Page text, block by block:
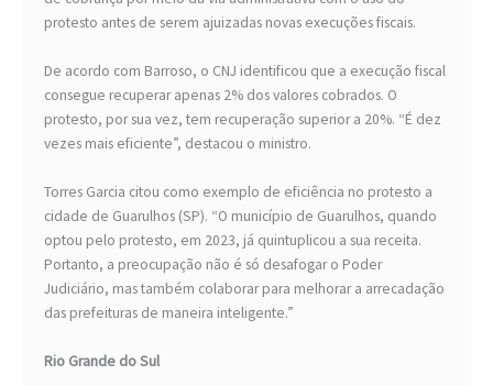
protesto antes de serem ajuizadas novas execuções fiscais.
De acordo com Barroso, o CNJ identificou que a execução fiscal
consegue recuperar apenas 2% dos valores cobrados. O
protesto, por sua vez, tem recuperação superior a 20%. “É dez
vezes mais eficiente”, destacou o ministro.
Torres Garcia citou como exemplo de eficiência no protesto a
cidade de Guarulhos (SP). “O município de Guarulhos, quando
optou pelo protesto, em 2023, já quintuplicou a sua receita.
Portanto, a preocupação não é só desafogar o Poder
Judiciário, mas também colaborar para melhorar a arrecadação
das prefeituras de maneira inteligente.”
Rio Grande do Sul